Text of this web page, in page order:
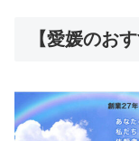
【愛媛のお